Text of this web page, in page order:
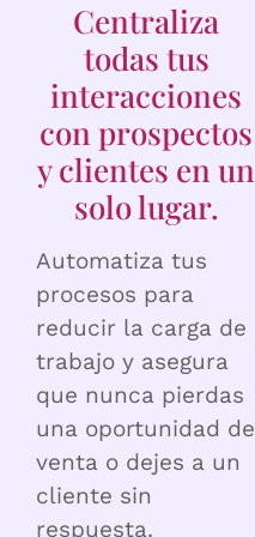
Centraliza
todas tus
interacciones
con prospectos
y clientes en un
solo lugar.
Automatiza tus
procesos para
reducir la carga de
trabajo y asegura
que nunca pierdas
una oportunidad de
venta o dejes a un
cliente sin
respuesta.